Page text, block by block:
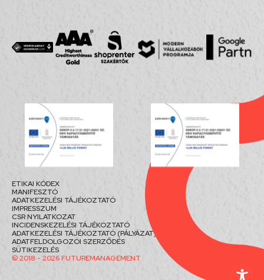
ETIKAI KÓDEX
MANIFESZTÓ
ADATKEZELÉSI TÁJÉKOZTATÓ
IMPRESSZUM
CSR NYILATKOZAT
INCIDENSKEZELÉSI TÁJÉKOZTATÓ
ADATKEZELÉSI TÁJÉKOZTATÓ (PÁLYÁZAT)
ADATFELDOLGOZÓI SZERZŐDÉS
SÜTIKEZELÉS
© 2018 - 2026 FUTUREMANAGEMENT